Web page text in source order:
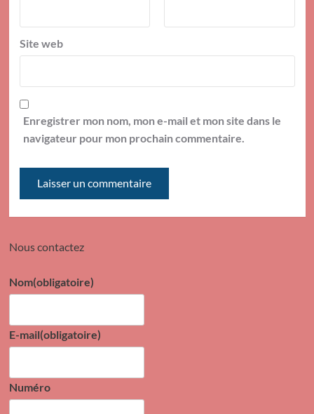
Site web
Enregistrer mon nom, mon e-mail et mon site dans le
navigateur pour mon prochain commentaire.
Nous contactez
Nom(obligatoire)
E-mail(obligatoire)
Numéro